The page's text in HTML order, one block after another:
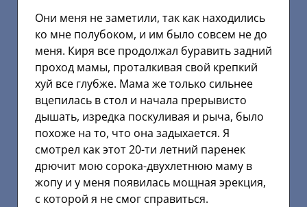
Они меня не заметили, так как находились
ко мне полубоком, и им было совсем не до
меня. Киря все продолжал буравить задний
проход мамы, проталкивая свой крепкий
хуй все глубже. Мама же только сильнее
вцепилась в стол и начала прерывисто
дышать, изредка поскуливая и рыча, было
похоже на то, что она задыхается. Я
смотрел как этот 20-ти летний паренек
дрючит мою сорока-двухлетнюю маму в
жопу и у меня появилась мощная эрекция,
с которой я не смог справиться.